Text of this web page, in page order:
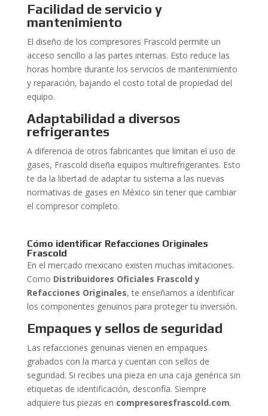
Facilidad de servicio y
mantenimiento
El diseño de los compresores Frascold permite un
acceso sencillo a las partes internas. Esto reduce las
horas hombre durante los servicios de mantenimiento
y reparación, bajando el costo total de propiedad del
equipo.
Adaptabilidad a diversos
refrigerantes
A diferencia de otros fabricantes que limitan el uso de
gases, Frascold diseña equipos multirefrigerantes. Esto
te da la libertad de adaptar tu sistema a las nuevas
normativas de gases en México sin tener que cambiar
el compresor completo.
Cómo identificar Refacciones Originales
Frascold
En el mercado mexicano existen muchas imitaciones.
Como Distribuidores Oficiales Frascold y
Refacciones Originales, te enseñamos a identificar
los componentes genuinos para proteger tu inversión.
Empaques y sellos de seguridad
Las refacciones genuinas vienen en empaques
grabados con la marca y cuentan con sellos de
seguridad. Si recibes una pieza en una caja genérica sin
etiquetas de identificación, desconfía. Siempre
adquiere tus piezas en compresoresfrascold.com.